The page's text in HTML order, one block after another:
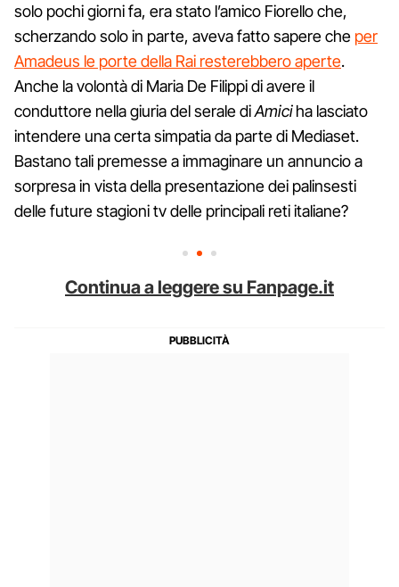
solo pochi giorni fa, era stato l’amico Fiorello che,
scherzando solo in parte, aveva fatto sapere che per
Amadeus le porte della Rai resterebbero aperte.
Anche la volontà di Maria De Filippi di avere il
conduttore nella giuria del serale diAmiciha lasciato
intendere una certa simpatia da parte di Mediaset.
Bastano tali premesse a immaginare un annuncio a
sorpresa in vista della presentazione dei palinsesti
delle future stagioni tv delle principali reti italiane?
Continua a leggere su Fanpage.it